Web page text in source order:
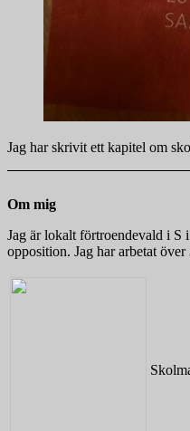
Jag har skrivit ett kapitel om
Om mig
Jag är lokalt förtroendevald i S
opposition. Jag har arbetat